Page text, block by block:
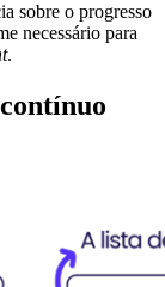
sobre o progresso
necessário para
.